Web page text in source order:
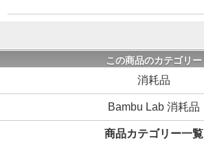
この商品のカテゴリー
消耗品
Bambu Lab 消耗品
商品カテゴリー一覧